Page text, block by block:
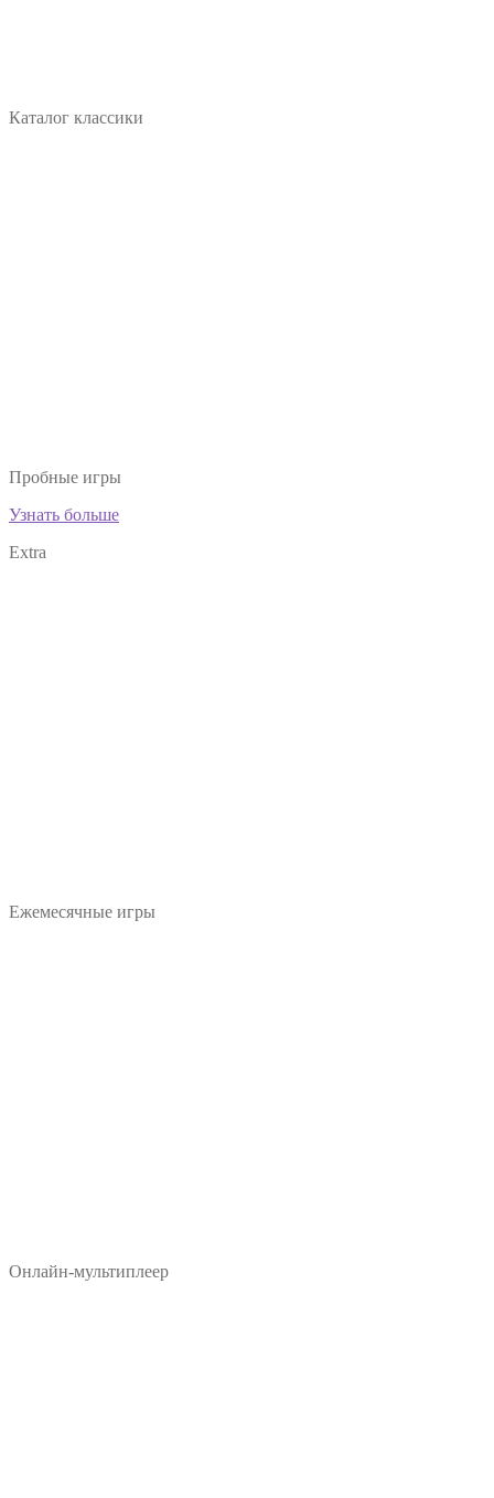
Каталог классики
Пробные игры
Узнать больше
Extra
Ежемесячные игры
Онлайн-мультиплеер